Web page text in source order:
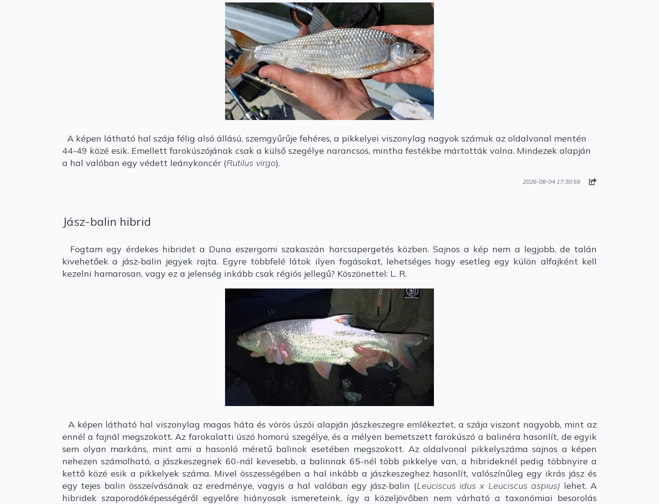
A képen látható hal szája félig alsó állású, szemgyűrűje fehéres, a pikkelyei viszonylag nagyok számuk az oldalvonal mentén
44-49 közé esik. Emellett farokúszójának csak a külső szegélye narancsos, mintha festékbe mártották volna. Mindezek alapján
a hal valóban egy védett leánykoncér (Rutilus virgo).
2026-08-04 17:30:59
Jász-balin hibrid
Fogtam egy érdekes hibridet a Duna eszergomi szakaszán harcsapergetés közben. Sajnos a kép nem a legjobb, de talán
kivehetőek a jász-balin jegyek rajta. Egyre többfelé látok ilyen fogásokat, lehetséges hogy esetleg egy külön alfajként kell
kezelni hamarosan, vagy ez a jelenség inkább csak régiós jellegű? Köszönettel: L. R.
A képen látható hal viszonylag magas háta és vörös úszói alapján jászkeszegre emlékeztet, a szája viszont nagyobb, mint az
ennél a fajnál megszokott. Az farokalatti úszó homorú szegélye, és a mélyen bemetszett farokúszó a balinéra hasonlít, de egyik
sem olyan markáns, mint ami a hasonló méretű balinok esetében megszokott. Az oldalvonal pikkelyszáma sajnos a képen
nehezen számolható, a jászkeszegnek 60-nál kevesebb, a balinnak 65-nél több pikkelye van, a hibrideknél pedig többnyire a
kettő közé esik a pikkelyek száma. Mivel összességében a hal inkább a jászkeszeghez hasonlít, valószínűleg egy ikrás jász és
egy tejes balin összeívásának az eredménye, vagyis a hal valóban egy jász-balin (Leuciscus idus x Leuciscus aspius) lehet. A
hibridek szaporodóképességéről egyelőre hiányosak ismereteink, így a közeljövőben nem várható a taxonómiai besorolás